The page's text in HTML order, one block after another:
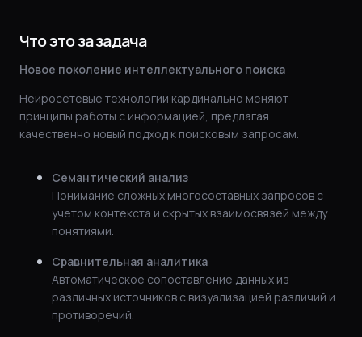
Что это за задача
Новое поколение интеллектуального поиска
Нейросетевые технологии кардинально меняют
принципы работы с информацией, предлагая
качественно новый подход к поисковым запросам.
Семантический анализ
Понимание сложных многосоставных запросов с
учетом контекста и скрытых взаимосвязей между
понятиями.
Сравнительная аналитика
Автоматическое сопоставление данных из
различных источников с визуализацией различий и
противоречий.